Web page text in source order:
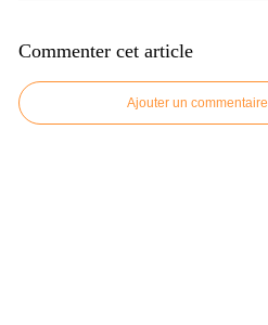
Commenter cet article
Ajouter un commentaire